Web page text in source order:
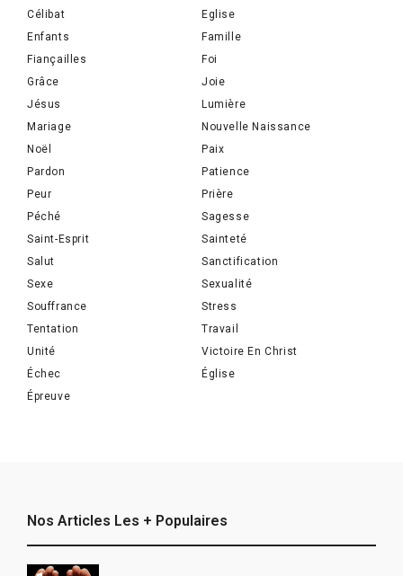
Célibat
Eglise
Enfants
Famille
Fiançailles
Foi
Grâce
Joie
Jésus
Lumière
Mariage
Nouvelle Naissance
Noël
Paix
Pardon
Patience
Peur
Prière
Péché
Sagesse
Saint-Esprit
Sainteté
Salut
Sanctification
Sexe
Sexualité
Souffrance
Stress
Tentation
Travail
Unité
Victoire En Christ
Échec
Église
Épreuve
Nos Articles Les + Populaires